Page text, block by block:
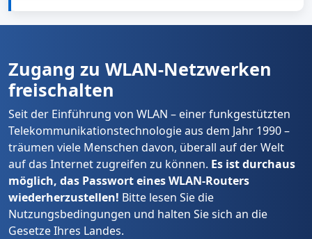
von Ihrem Standort und der Art der Nutzung ab. Halten
Zugang zu WLAN-Netzwerken
freischalten
Seit der Einführung von WLAN – einer funkgestützten
Telekommunikationstechnologie aus dem Jahr 1990 –
träumen viele Menschen davon, überall auf der Welt
auf das Internet zugreifen zu können. Es ist durchaus
möglich, das Passwort eines WLAN-Routers
wiederherzustellen! Bitte lesen Sie die
Nutzungsbedingungen und halten Sie sich an die
Gesetze Ihres Landes.